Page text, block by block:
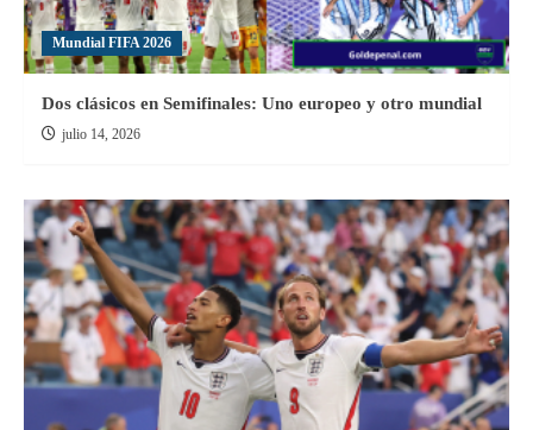
Mundial FIFA 2026
Dos clásicos en Semifinales: Uno europeo y otro mundial
julio 14, 2026